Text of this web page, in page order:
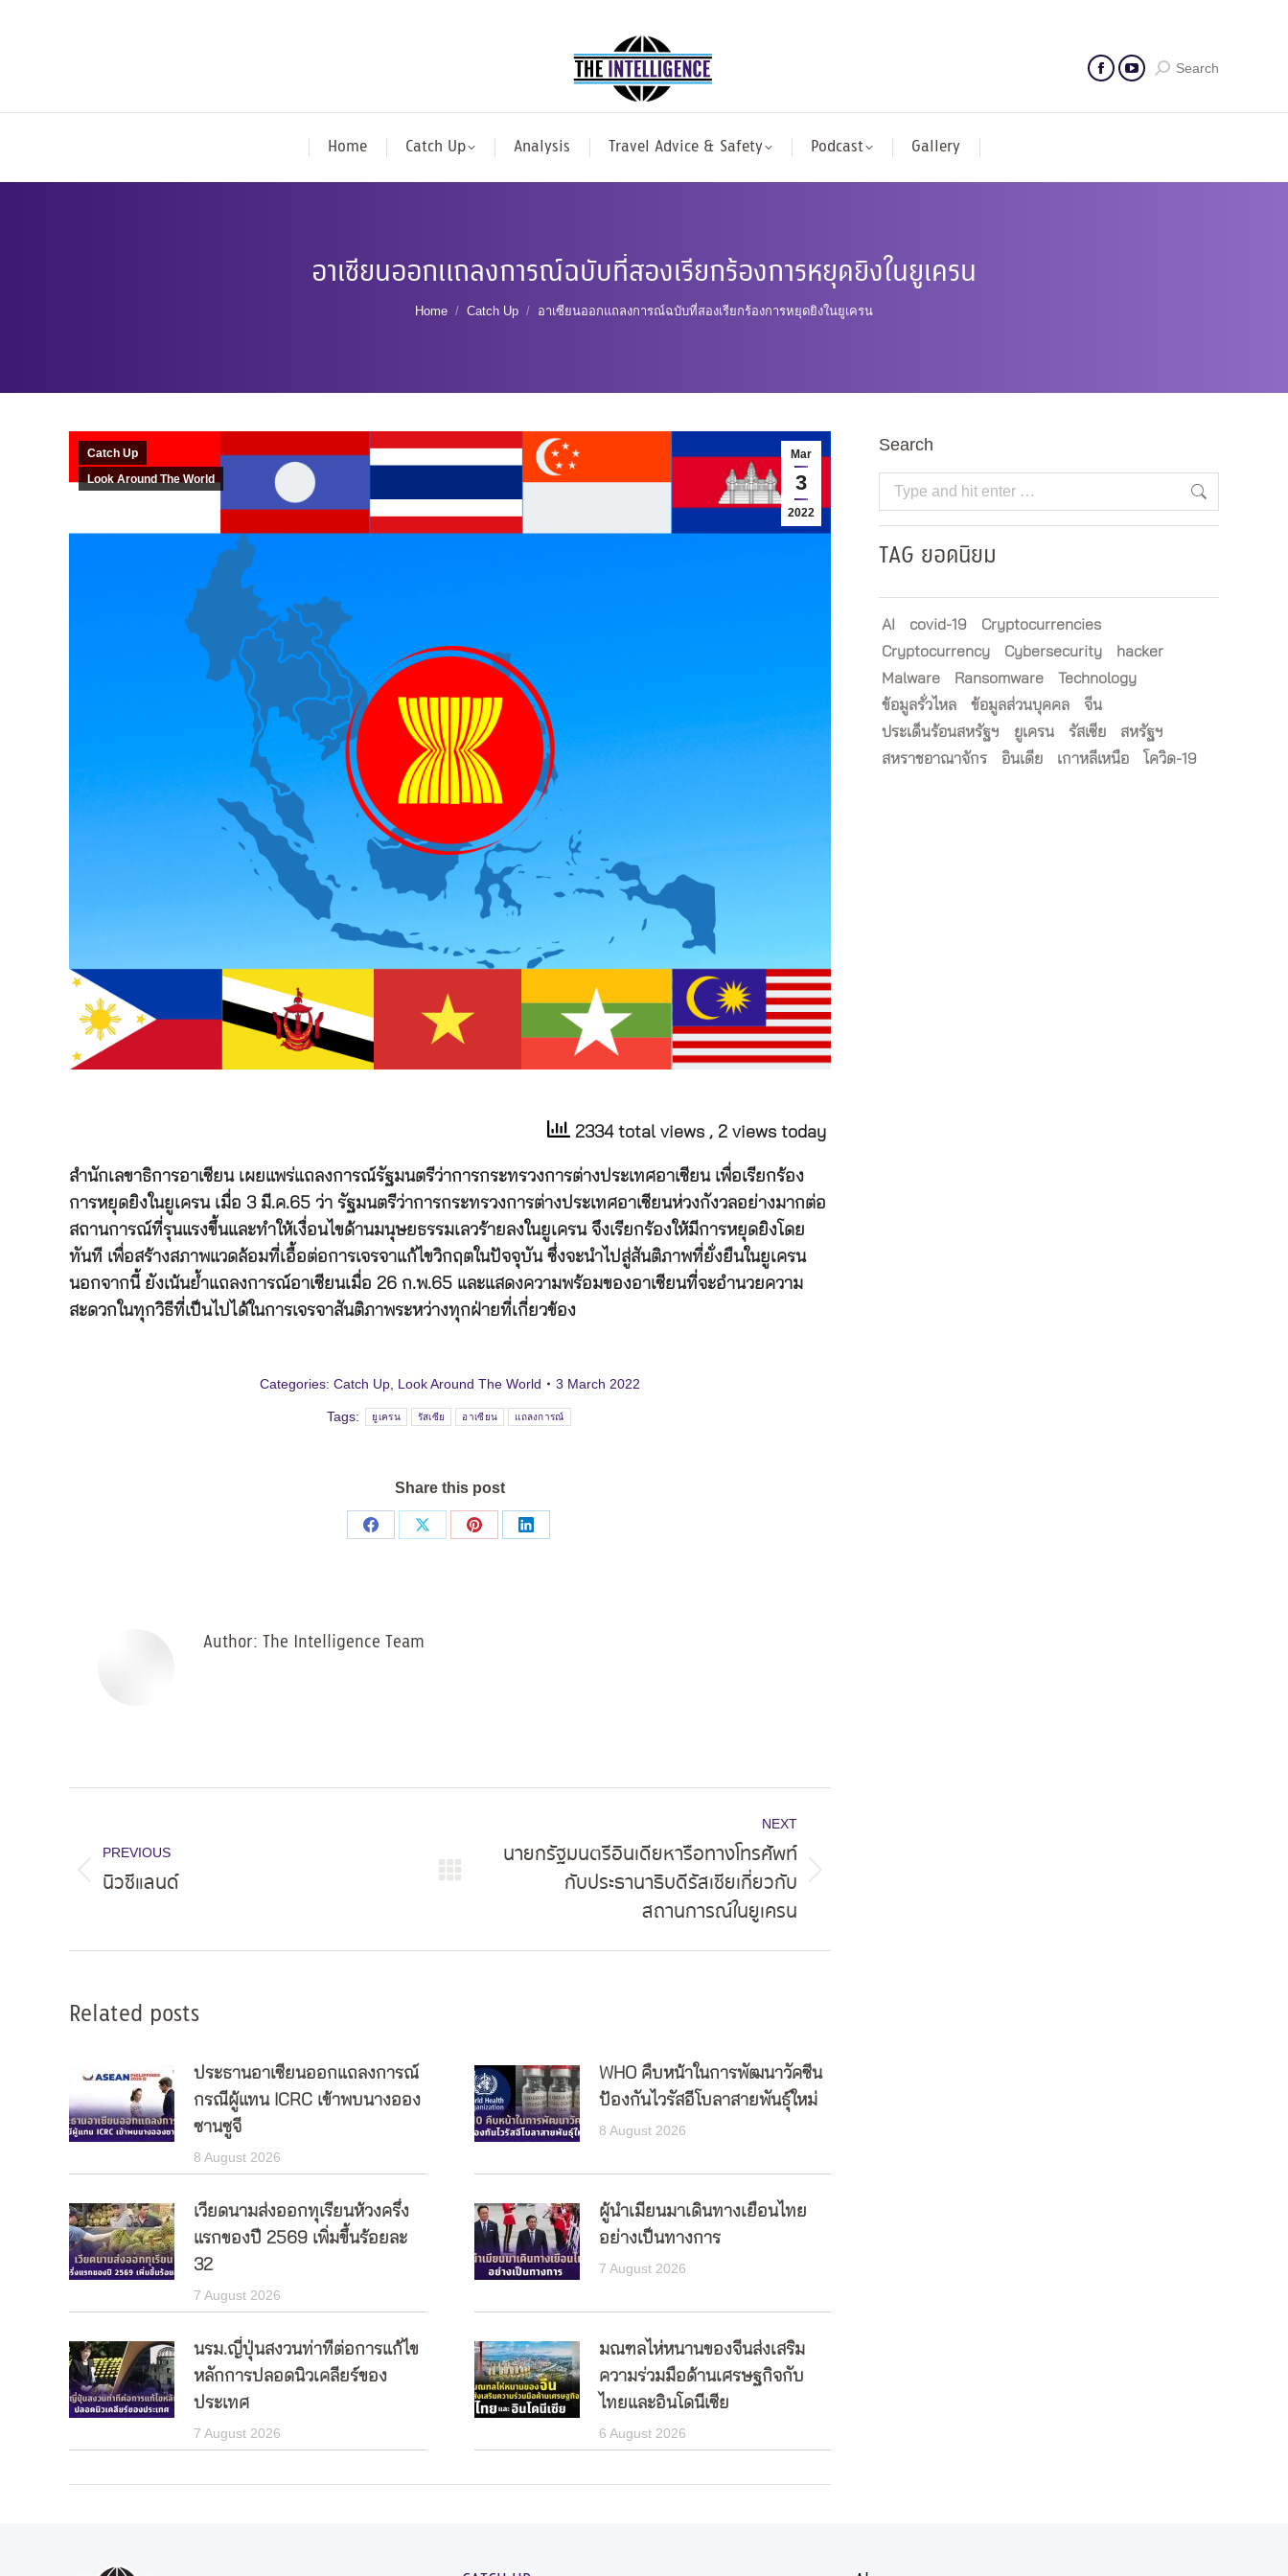
Search
Home Catch Up Analysis Travel Advice & Safety Podcast Gallery
อาเซียนออกแถลงการณ์ฉบับที่สองเรียกร้องการหยุดยิงในยูเครน
You are here:
Home Catch Up อาเซียนออกแถลงการณ์ฉบับที่สองเรียกร้องการหยุดยิงในยูเครน
Mar
3
2022
Catch Up
Look Around The World
2334 total views , 2 views today
สำนักเลขาธิการอาเซียน เผยแพร่แถลงการณ์รัฐมนตรีว่าการกระทรวงการต่างประเทศอาเซียน เพื่อเรียกร้อง
การหยุดยิงในยูเครน เมื่อ 3 มี.ค.65 ว่า รัฐมนตรีว่าการกระทรวงการต่างประเทศอาเซียนห่วงกังวลอย่างมากต่อ
สถานการณ์ที่รุนแรงขึ้นและทำให้เงื่อนไขด้านมนุษยธรรมเลวร้ายลงในยูเครน จึงเรียกร้องให้มีการหยุดยิงโดย
ทันที เพื่อสร้างสภาพแวดล้อมที่เอื้อต่อการเจรจาแก้ไขวิกฤตในปัจจุบัน ซึ่งจะนำไปสู่สันติภาพที่ยั่งยืนในยูเครน
นอกจากนี้ ยังเน้นย้ำแถลงการณ์อาเซียนเมื่อ 26 ก.พ.65 และแสดงความพร้อมของอาเซียนที่จะอำนวยความ
สะดวกในทุกวิธีที่เป็นไปได้ในการเจรจาสันติภาพระหว่างทุกฝ่ายที่เกี่ยวข้อง
Categories: Catch Up, Look Around The World 3 March 2022
Tags: ยูเครน รัสเซีย อาเซียน แถลงการณ์
Share this post
Share
Share
Share
Share
Author: The Intelligence Team
navigation
PREVIOUS
Previous
นิวซีแลนด์
NEXT
นายกรัฐมนตรีอินเดียหารือทางโทรศัพท์
กับประธานาธิบดีรัสเซียเกี่ยวกับ
สถานการณ์ในยูเครน
Related posts
ประธานอาเซียนออกแถลงการณ์
กรณีผู้แทน ICRC เข้าพบนางออง
ซานซูจี
8 August 2026
WHO คืบหน้าในการพัฒนาวัคซีน
ป้องกันไวรัสอีโบลาสายพันธุ์ใหม่
8 August 2026
เวียดนามส่งออกทุเรียนห้วงครึ่ง
แรกของปี 2569 เพิ่มขึ้นร้อยละ
32
7 August 2026
ผู้นำเมียนมาเดินทางเยือนไทย
อย่างเป็นทางการ
7 August 2026
นรม.ญี่ปุ่นสงวนท่าทีต่อการแก้ไข
หลักการปลอดนิวเคลียร์ของ
ประเทศ
7 August 2026
มณฑลไห่หนานของจีนส่งเสริม
ความร่วมมือด้านเศรษฐกิจกับ
ไทยและอินโดนีเซีย
6 August 2026
Search
Search:
TAG ยอดนิยม
AI covid-19
Cryptocurrencies
Cryptocurrency
Cybersecurity
hacker
Malware
Ransomware
Technology
ข้อมูลรั่วไหล
ข้อมูลส่วนบุคคล
จีน
ประเด็นร้อนสหรัฐฯ
ยูเครน รัสเซีย
สหรัฐฯ
สหราชอาณาจักร
อินเดีย เกาหลีเหนือ โควิด-19